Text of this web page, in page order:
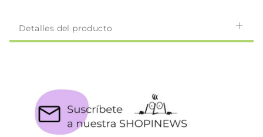
Detalles del producto